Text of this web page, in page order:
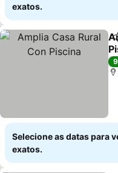
exatos.
Selecione as datas para
exatos.